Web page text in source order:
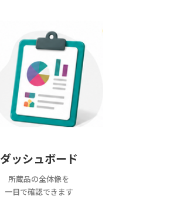
ダッシュボード
所蔵品の全体像を
一目で確認できます